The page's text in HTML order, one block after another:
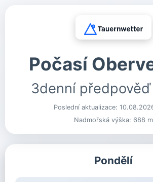
Počasí
3denní
Poslední aktualizace:
Nadmořská výška: 688 m
Pondělí